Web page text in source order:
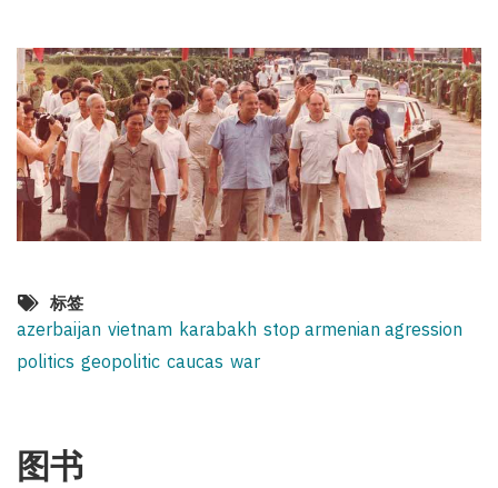
标签
azerbaijan vietnam karabakh stop armenian agression
politics geopolitic caucas war
图书